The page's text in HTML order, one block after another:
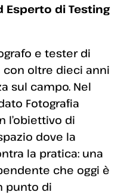
Esperto di Testing
e tester di
con oltre dieci anni
sul campo. Nel
Fotografia
l’obiettivo di
dove la
la pratica: una
che oggi è
punto di